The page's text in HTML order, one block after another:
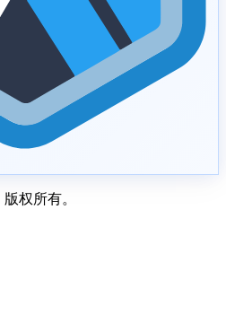
版权所有。